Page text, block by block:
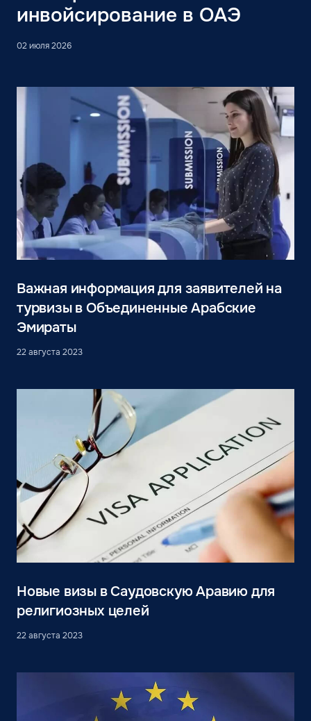
инвойсирование в ОАЭ
02 июля 2026
Важная информация для заявителей на
турвизы в Объединенные Арабские
Эмираты
22 августа 2023
Новые визы в Саудовскую Аравию для
религиозных целей
22 августа 2023